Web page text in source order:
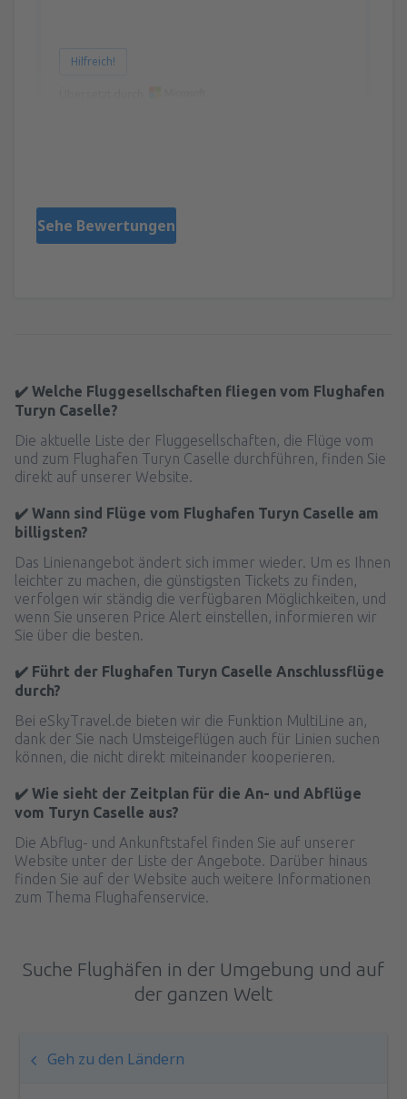
Hilfreich!
Sehe Bewertungen
✔️ Welche Fluggesellschaften fliegen vom Flughafen
Turyn Caselle?
Die aktuelle Liste der Fluggesellschaften, die Flüge vom
und zum Flughafen Turyn Caselle durchführen, finden Sie
direkt auf unserer Website.
✔️ Wann sind Flüge vom Flughafen Turyn Caselle am
billigsten?
Das Linienangebot ändert sich immer wieder. Um es Ihnen
leichter zu machen, die günstigsten Tickets zu finden,
verfolgen wir ständig die verfügbaren Möglichkeiten, und
wenn Sie unseren Price Alert einstellen, informieren wir
Sie über die besten.
✔️ Führt der Flughafen Turyn Caselle Anschlussflüge
durch?
Bei eSkyTravel.de bieten wir die Funktion MultiLine an,
dank der Sie nach Umsteigeflügen auch für Linien suchen
können, die nicht direkt miteinander kooperieren.
✔️ Wie sieht der Zeitplan für die An- und Abflüge
vom Turyn Caselle aus?
Die Abflug- und Ankunftstafel finden Sie auf unserer
Website unter der Liste der Angebote. Darüber hinaus
finden Sie auf der Website auch weitere Informationen
zum Thema Flughafenservice.
Suche Flughäfen in der Umgebung und auf
der ganzen Welt
Geh zu den Ländern